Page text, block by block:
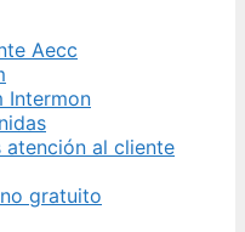
Aecc
Intermon
atención al cliente
gratuito